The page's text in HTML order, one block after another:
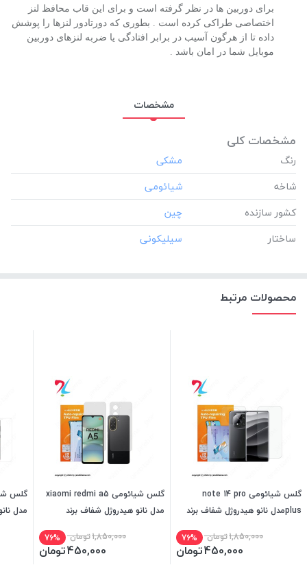
برای دوربین ها در نظر گرفته است و برای این قاب محافظ لنز
اختصاصی طراکی کرده است . بطوری که دورتادور لنزها را پوشش
داده تا از هرگون آسیب در برابر افتادگی یا ضربه لنزهای دوربین
موبایل شما در امان باشد .
مشخصات
مشخصات کلی
رنگ
شاخه
کشور سازنده
ساختار
محصولات مرتبط
گلس شیائومی note 14 pro
plusمدل نانو هیدروژل شفاف برند
1,850,000تومان 76%
450,000تومان
گلس شیائومی xiaomi redmi a5
مدل نانو هیدروژل شفاف برند
1,850,000تومان 76%
450,000تومان
مدل